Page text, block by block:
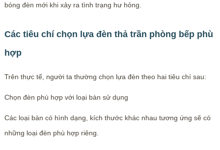
bóng đèn mới khi xảy ra tình trạng hư hỏng.
Các tiêu chí chọn lựa đèn thả trần phòng bếp phù
hợp
Trên thực tế, người ta thường chọn lựa đèn theo hai tiêu chí sau:
Chọn đèn phù hợp với loại bàn sử dụng
Các loại bàn có hình dạng, kích thước khác nhau tương ứng sẽ có
những loại đèn phù hợp riêng.